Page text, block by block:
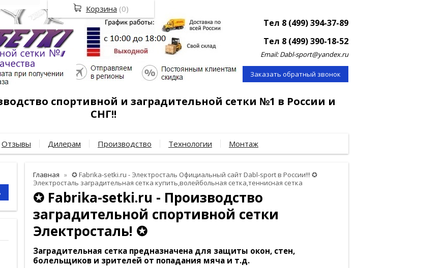
Тел 8 (499) 394-37-89
Тел 8 (499) 390-18-52
Email: Dabl-sport@yandex.ru
Заказать обратный звонок
спортивной и заградительной сетки №1 в России и
СНГ!!
Отзывы Дилерам Производство Технологии Монтаж
Главная
✪ Fabrika-setki.ru - Электросталь Официальный сайт Dabl-sport в России!!! ✪
Электросталь заградительная сетка купить,волейбольная сетка,теннисная сетка
✪ Fabrika-setki.ru - Производство
заградительной спортивной сетки
Электросталь! ✪
Заградительная сетка предназначена для защиты окон, стен,
болельщиков и зрителей от попадания мяча и т.д.
Корзина (0)